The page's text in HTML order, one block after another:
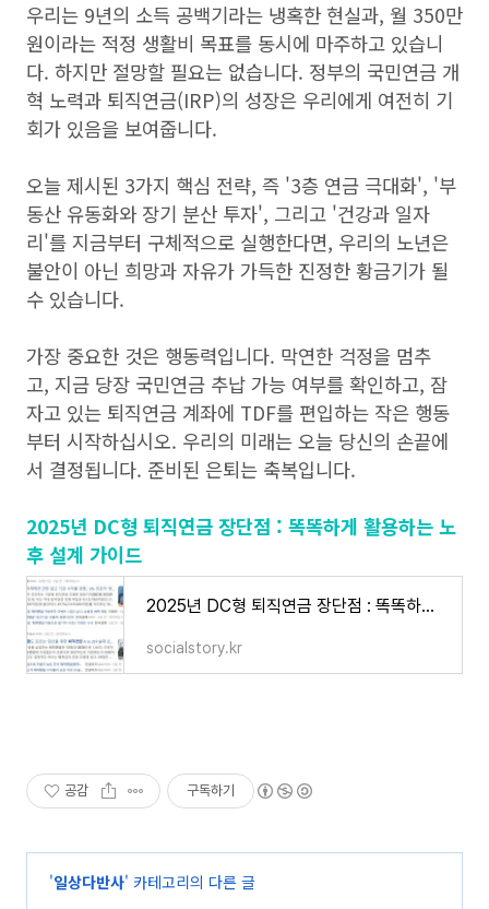
우리는 9년의 소득 공백기라는 냉혹한 현실과, 월 350만
원이라는 적정 생활비 목표를 동시에 마주하고 있습니
다. 하지만 절망할 필요는 없습니다. 정부의 국민연금 개
혁 노력과 퇴직연금(IRP)의 성장은 우리에게 여전히 기
회가 있음을 보여줍니다.
오늘 제시된 3가지 핵심 전략, 즉 '3층 연금 극대화', '부
동산 유동화와 장기 분산 투자', 그리고 '건강과 일자
리'를 지금부터 구체적으로 실행한다면, 우리의 노년은
불안이 아닌 희망과 자유가 가득한 진정한 황금기가 될
수 있습니다.
가장 중요한 것은 행동력입니다. 막연한 걱정을 멈추
고, 지금 당장 국민연금 추납 가능 여부를 확인하고, 잠
자고 있는 퇴직연금 계좌에 TDF를 편입하는 작은 행동
부터 시작하십시오. 우리의 미래는 오늘 당신의 손끝에
서 결정됩니다. 준비된 은퇴는 축복입니다.
2025년 DC형 퇴직연금 장단점 : 똑똑하게 활용하는 노
후 설계 가이드
2025년 DC형 퇴직연금 장단점 : 똑똑하게 활용하는 노후 설계 가이드
socialstory.kr
공감 구독하기
'일상다반사' 카테고리의 다른 글